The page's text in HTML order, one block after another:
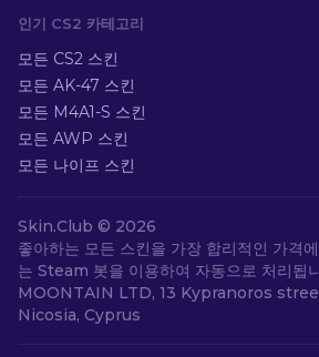
인기 CS2 카테고리
모든 CS2 스킨
모든 AK-47 스킨
모든 M4A1-S 스킨
모든 AWP 스킨
모든 나이프 스킨
Skin.Club © 2026
좋아하는 모든 스킨을 가장 합리적인 가격
는 Steam 봇을 이용하여 자동으로 처리됩
MOONTAIN LTD, 13 Kypranoros
Nicosia, Cyprus